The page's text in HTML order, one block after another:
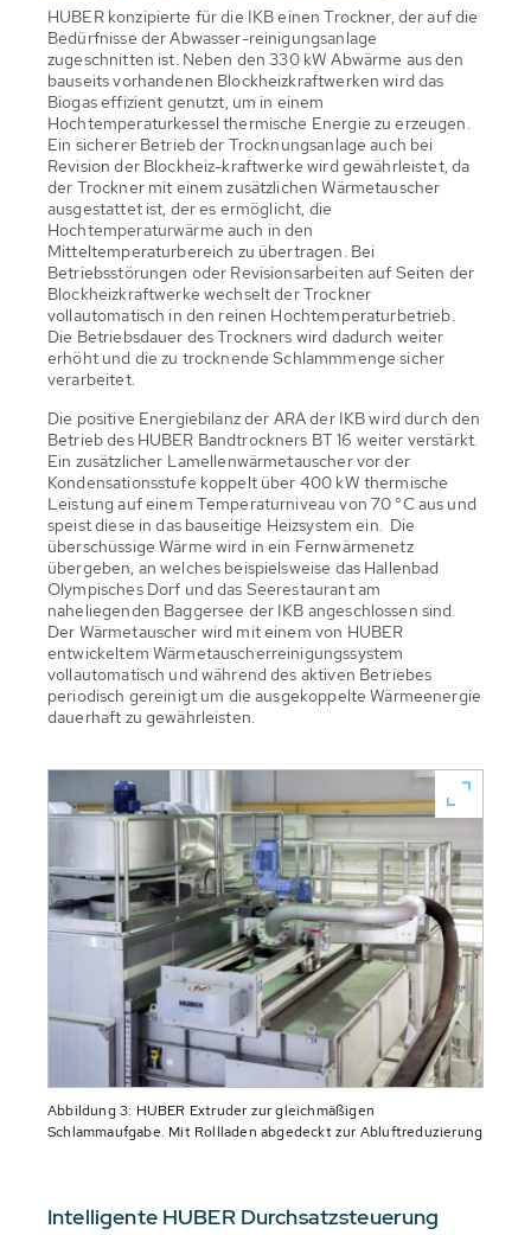
HUBER konzipierte für die IKB einen Trockner, der auf die
Bedürfnisse der Abwasser-reinigungsanlage
zugeschnitten ist. Neben den 330 kW Abwärme aus den
bauseits vorhandenen Blockheizkraftwerken wird das
Biogas effizient genutzt, um in einem
Hochtemperaturkessel thermische Energie zu erzeugen.
Ein sicherer Betrieb der Trocknungsanlage auch bei
Revision der Blockheiz-kraftwerke wird gewährleistet, da
der Trockner mit einem zusätzlichen Wärmetauscher
ausgestattet ist, der es ermöglicht, die
Hochtemperaturwärme auch in den
Mitteltemperaturbereich zu übertragen. Bei
Betriebsstörungen oder Revisionsarbeiten auf Seiten der
Blockheizkraftwerke wechselt der Trockner
vollautomatisch in den reinen Hochtemperaturbetrieb.
Die Betriebsdauer des Trockners wird dadurch weiter
erhöht und die zu trocknende Schlammmenge sicher
verarbeitet.
Die positive Energiebilanz der ARA der IKB wird durch den
Betrieb des HUBER Bandtrockners BT 16 weiter verstärkt.
Ein zusätzlicher Lamellenwärmetauscher vor der
Kondensationsstufe koppelt über 400 kW thermische
Leistung auf einem Temperaturniveau von 70 °C aus und
speist diese in das bauseitige Heizsystem ein. Die
überschüssige Wärme wird in ein Fernwärmenetz
übergeben, an welches beispielsweise das Hallenbad
Olympisches Dorf und das Seerestaurant am
naheliegenden Baggersee der IKB angeschlossen sind.
Der Wärmetauscher wird mit einem von HUBER
entwickeltem Wärmetauscherreinigungssystem
vollautomatisch und während des aktiven Betriebes
periodisch gereinigt um die ausgekoppelte Wärmeenergie
dauerhaft zu gewährleisten.
Abbildung 3: HUBER Extruder zur gleichmäßigen
Schlammaufgabe. Mit Rollladen abgedeckt zur Abluftreduzierung
Intelligente HUBER Durchsatzsteuerung